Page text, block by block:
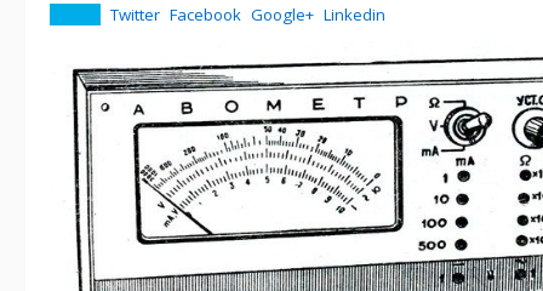
Twitter Facebook Google+ Linkedin